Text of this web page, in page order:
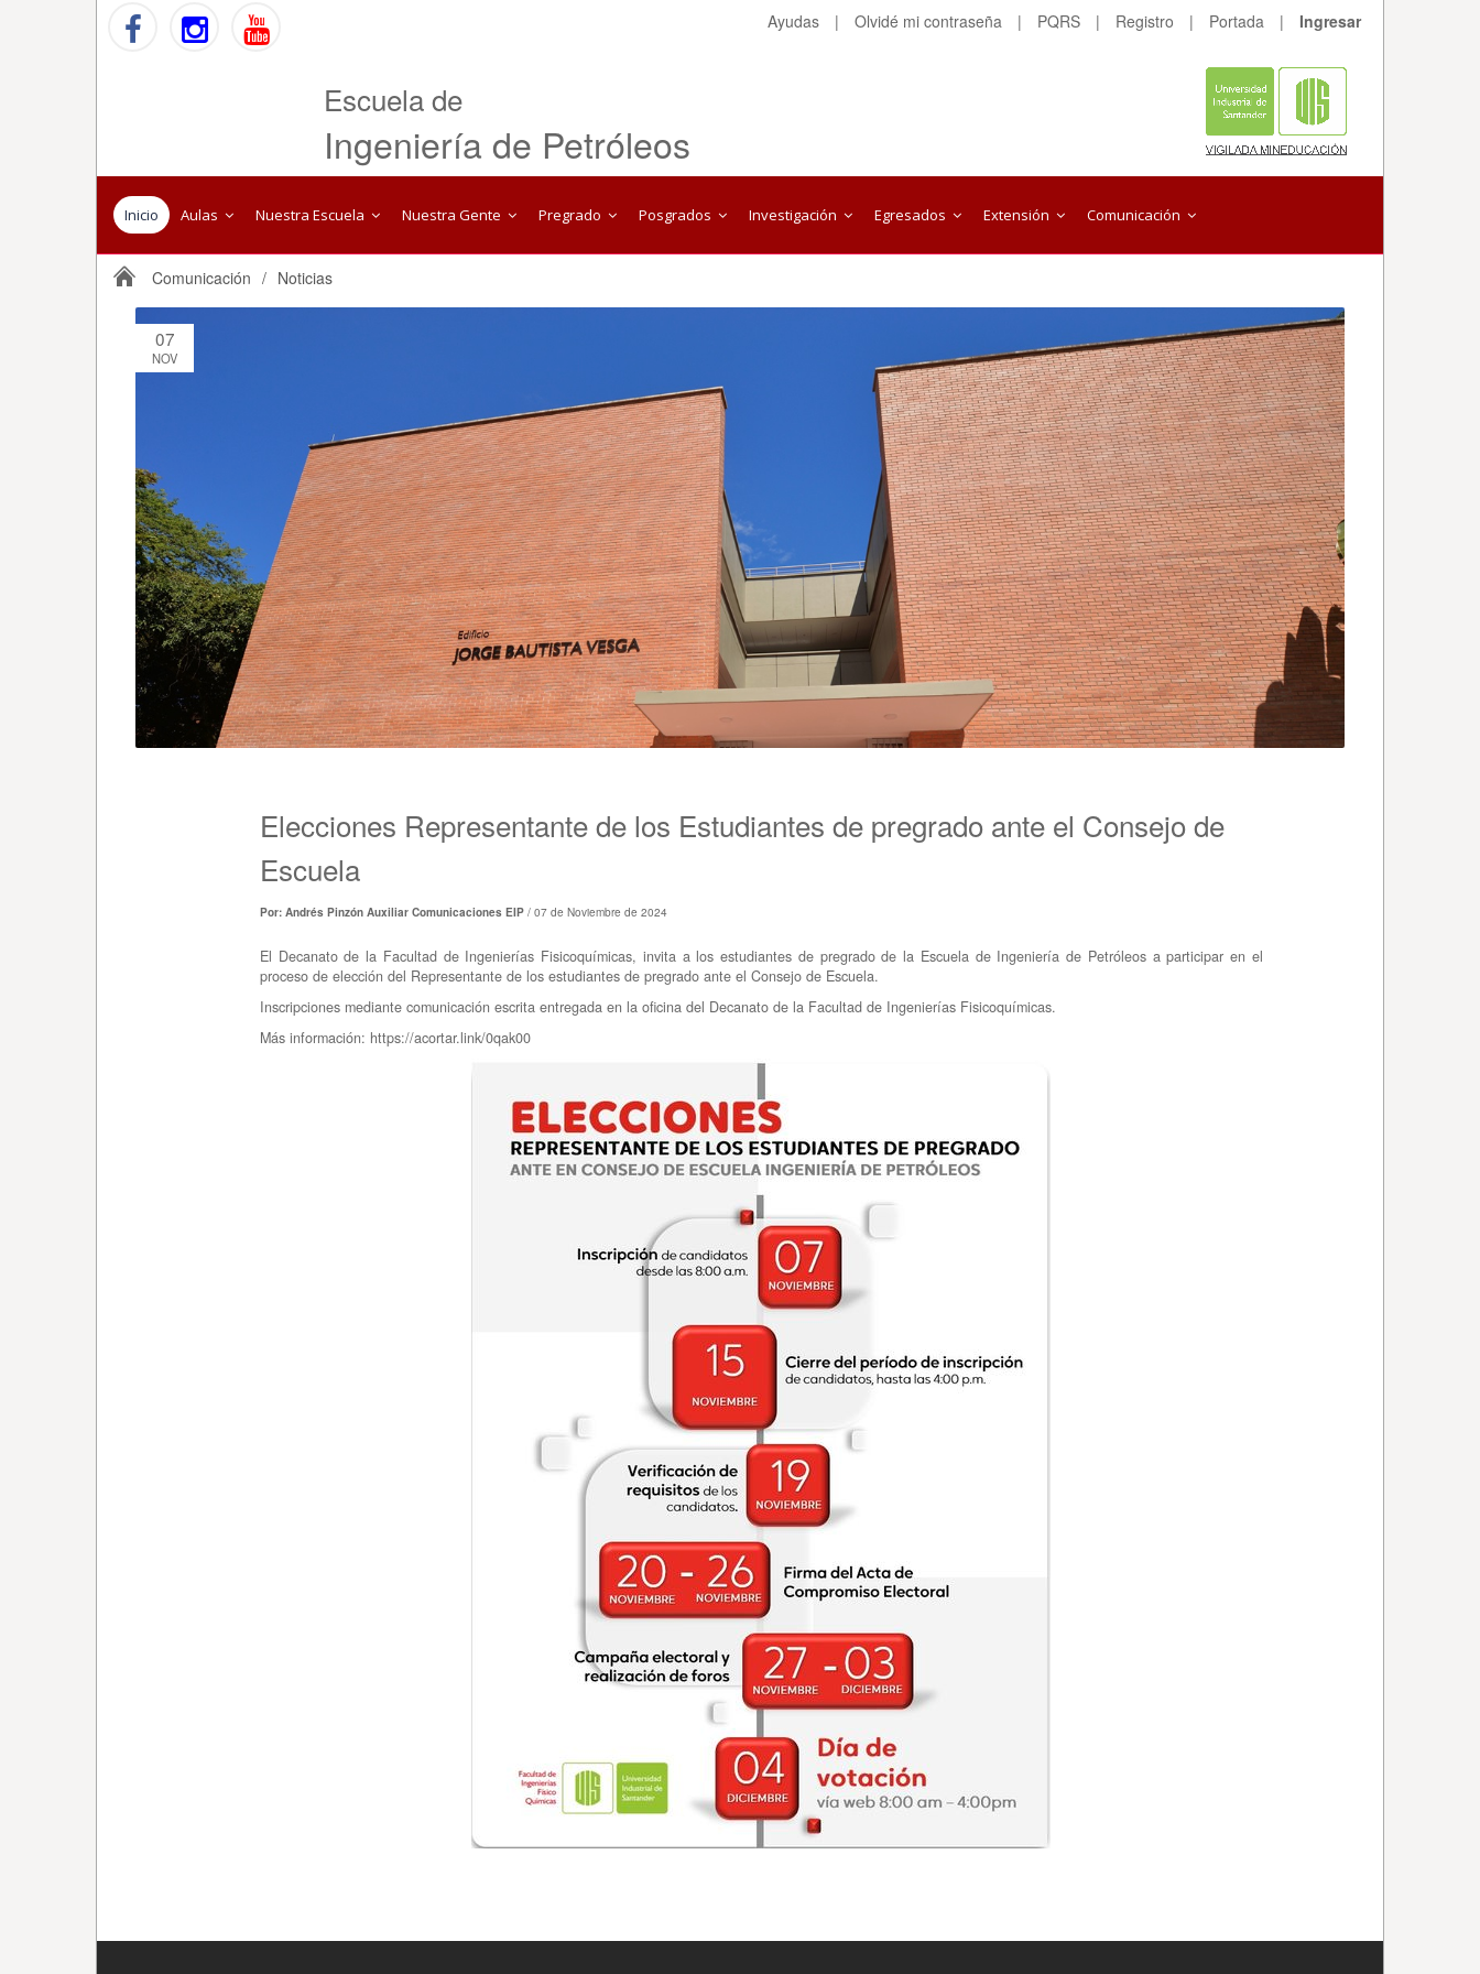
Ayudas | Olvidé mi contraseña | PQRS | Registro | Portada | Ingresar
Escuela de
Ingeniería de Petróleos
Inicio Aulas Nuestra Escuela Nuestra Gente Pregrado Posgrados Investigación Egresados Extensión Comunicación
Comunicación / Noticias